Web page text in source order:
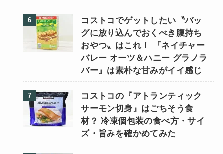
コストコでゲットしたい〝バッ
グに放り込んでおくべき腹持ち
おやつ〟はこれ！ 『ネイチャー
バレー オーツ＆ハニー グラノラ
バー』は素朴な甘みがイイ感じ
コストコの『アトランティック
サーモン切身』はごちそう食
材？ 冷凍個包装の食べ方・サイ
ズ・旨みを確かめてみた